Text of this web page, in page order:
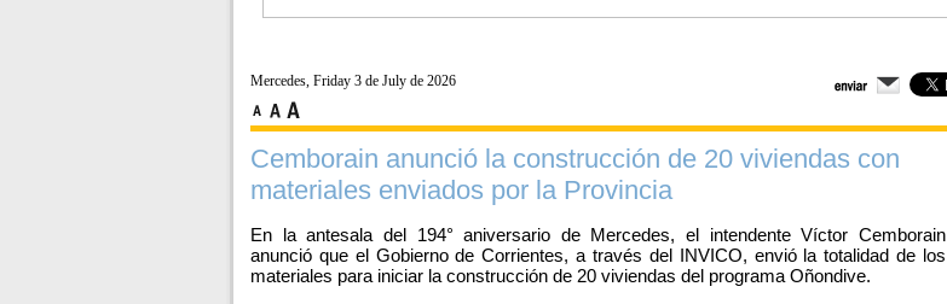
Mercedes, Friday 3 de July de 2026
Cemborain anunció la construcción de 20 viviendas con
materiales enviados por la Provincia
En la antesala del 194° aniversario de Mercedes, el intendente Víctor Cemborain
anunció que el Gobierno de Corrientes, a través del INVICO, envió la totalidad de los
materiales para iniciar la construcción de 20 viviendas del programa Oñondive.